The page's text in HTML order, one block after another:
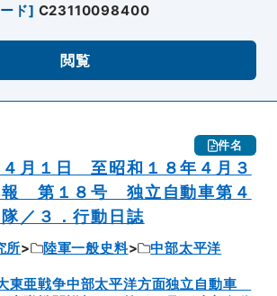
ド] C23110098400
閲覧
件名
月１日 至昭和１８年４月３
第１８号 独立自動車第４
／３．行動日誌
所 陸軍一般史料
中部太平洋
東亜戦争中部太平洋方面独立自動車